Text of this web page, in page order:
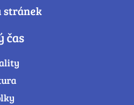
stránek
čas